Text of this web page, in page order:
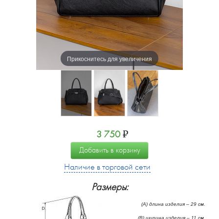
Прикоснитесь для увеличения
3 750₽
Добавить в корзину
Наличие в торговой сети
Размеры:
(А) длина изделия – 29 см.
(B) ширина изделия – 11 см.